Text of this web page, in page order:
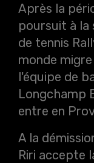
Après la
poursuit à la
de tennis
monde
l'équipe de
Longchamp
entre en
A la
Riri accepte